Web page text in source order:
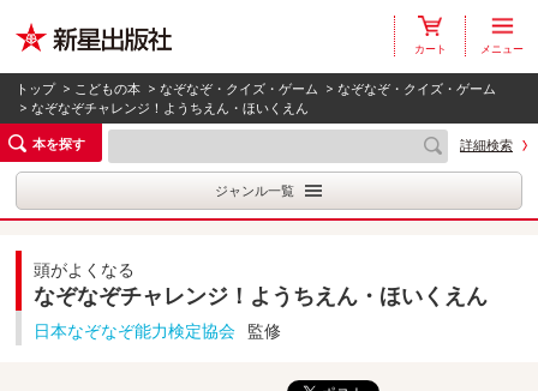
カート メニュー
トップ > こどもの本 >なぞなぞ・クイズ・ゲーム >なぞなぞ・クイズ・ゲーム
> なぞなぞチャレンジ！ようちえん・ほいくえん
本を探す
詳細検索
ジャンル一覧
頭がよくなる
なぞなぞチャレンジ！ようちえん・ほいくえん
日本なぞなぞ能力検定協会 監修